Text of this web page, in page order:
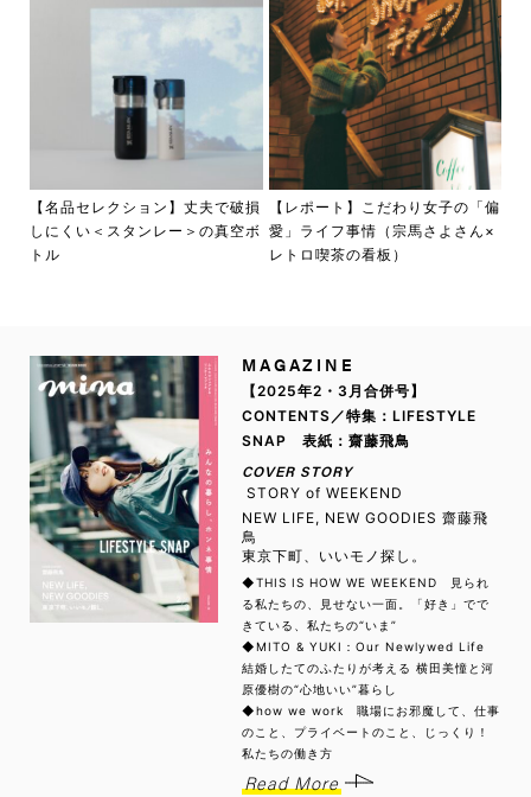
【名品セレクション】丈夫で破損
しにくい＜スタンレー＞の真空ボ
トル
【レポート】こだわり女子の「偏
愛」ライフ事情（宗馬さよさん×
レトロ喫茶の看板）
MAGAZINE
【2025年2・3月合併号】
CONTENTS／特集：LIFESTYLE
SNAP 表紙：齋藤飛鳥
COVER STORY
STORY of WEEKEND
NEW LIFE, NEW GOODIES 齋藤飛
鳥
東京下町、いいモノ探し。
◆THIS IS HOW WE WEEKEND 見られ
る私たちの、見せない一面。「好き」でで
きている、私たちの“いま”
◆MITO & YUKI：Our Newlywed Life
結婚したてのふたりが考える 横田美憧と河
原優樹の“心地いい”暮らし
◆how we work 職場にお邪魔して、仕事
のこと、プライベートのこと、じっくり！
私たちの働き方
Read More